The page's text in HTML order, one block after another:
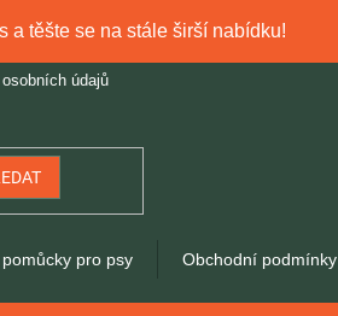
a těšte se na stále širší nabídku!
údajů
pro psy Obchodní podmínky